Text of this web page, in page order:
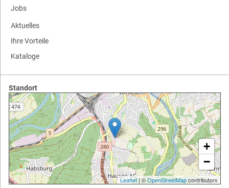
Jobs
Aktuelles
Ihre Vorteile
Kataloge
Standort
+
−
Leaflet| ©OpenStreetMapcontributors